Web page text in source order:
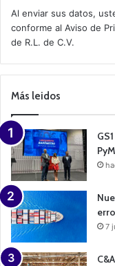
v
e
a
m
a
n
Al enviar sus datos,
conforme al Aviso de
de R.L. de C.V.
Más leidos
7